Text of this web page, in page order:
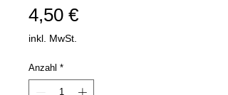
4,50 €Preis
inkl. MwSt.
Anzahl *